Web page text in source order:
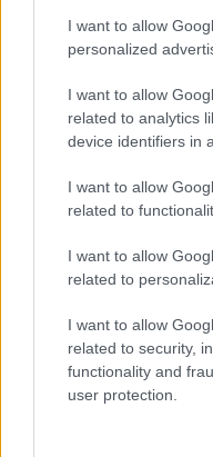
I want to allow
personalized
I want to allow
related to analytics
device identifiers in
I want to allow
related to
I want to allow
related to
I want to allow
related to security,
functionality and
user protection.
Aκολουθήστε μας
παντού…